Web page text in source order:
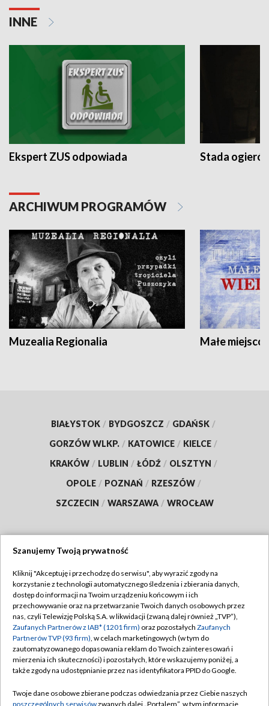
INNE
Ekspert ZUS odpowiada Stada
ARCHIWUM PROGRAMÓW
Muzealia Regionalia Małe
BIAŁYSTOK / BYDGOSZCZ / GDAŃSK /
GORZÓW WLKP. / KATOWICE / KIELCE /
KRAKÓW / LUBLIN / ŁÓDŹ / OLSZTYN /
OPOLE / POZNAŃ / RZESZÓW /
SZCZECIN / WARSZAWA / WROCŁAW
TVP
Abonament TVP
Emisja w TVP
Centrum informacji TVP
Naziemna Telewizja Cyfrowa
Rada Programowa
Regulamin TVP
Polityka prywatności
Moje zgody
Pomoc
Szanujemy Twoją prywatność
Kliknij "Akceptuję i przechodzę do serwisu", aby wyrazić zgody na
korzystanie z technologii automatycznego śledzenia i zbierania danych,
dostęp do informacji na Twoim urządzeniu końcowym i ich
przechowywanie oraz na przetwarzanie Twoich danych osobowych przez
nas, czyli Telewizję Polską S.A. w likwidacji (zwaną dalej również „TVP”),
Zaufanych Partnerów z IAB* (1201 firm) oraz pozostałych Zaufanych
Partnerów TVP (93 firm), w celach marketingowych (w tym do
zautomatyzowanego dopasowania reklam do Twoich zainteresowań i
mierzenia ich skuteczności) i pozostałych, które wskazujemy poniżej, a
także zgody na udostępnianie przez nas identyfikatora PPID do Google.
Twoje dane osobowe zbierane podczas odwiedzania przez Ciebie naszych
poszczególnych serwisówzwanych dalej „Portalem”, w tym informacje